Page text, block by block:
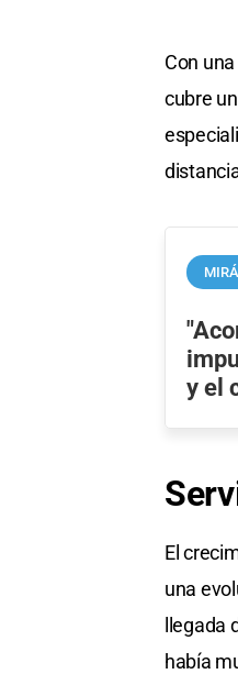
Con
cubre
y el
El
una
llegada
había